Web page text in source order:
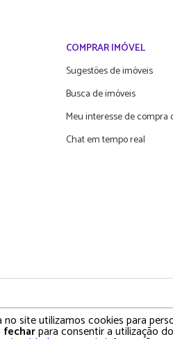
COMPRAR IMÓVEL
Sugestões de imóveis
Busca de imóveis
Meu interesse de compra
Chat em tempo real
e Condições de Uso
no site utilizamos cookies para
para consentir a utilização